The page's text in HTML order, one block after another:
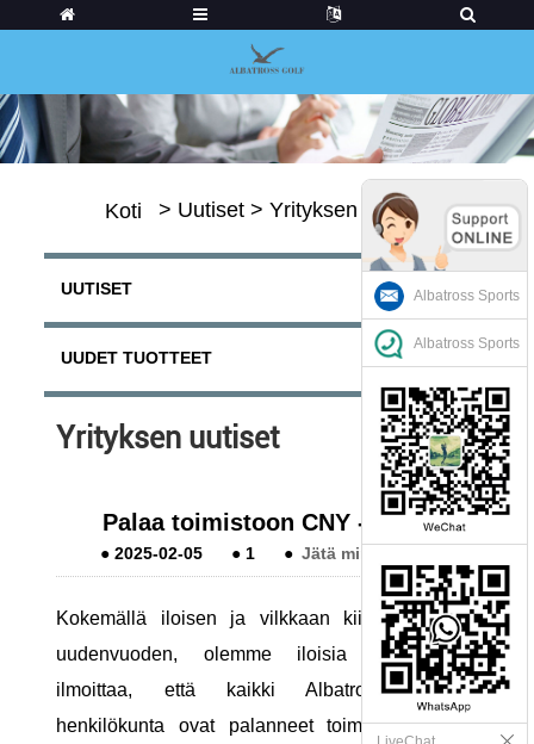
Koti > Uutiset > Yrityksen uutiset
UUTISET
UUDET TUOTTEET
Yrityksen uutiset
Palaa toimistoon CNY -lomalta
● 2025-02-05 ● 1 ● Jätä minulle viesti
Kokemällä iloisen ja vilkkaan kiinalaisen kuun
uudenvuoden, olemme iloisia voidessamme
ilmoittaa, että kaikki Albatross -urheilun
henkilökunta ovat palanneet toimistoon tänään.
Albatross Sports
Albatross Sports